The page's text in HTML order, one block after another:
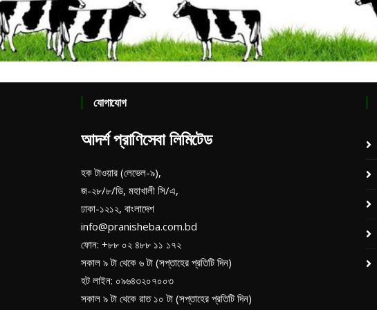
যোগাযোগ
আদর্শ প্রাণিসেবা লিমিটেড
হক টাওয়ার (লেভেল-৯),
জ-২৮/৮/ডি, মহাখালী সি/এ,
ঢাকা-১২১২, বাংলাদেশ
info@pranisheba.com.bd
ফোন: +৮৮ ০২ ৪৮৮ ১১ ১৭২
সকাল ৯ টা থেকে ৬ টা (সপ্তাহের প্রতিটি দিন)
হট লাইন: ০৯৬৪৩২০৭০০৩
সকাল ৯ টা থেকে রাত ১০ টা (সপ্তাহের প্রতিটি দিন)